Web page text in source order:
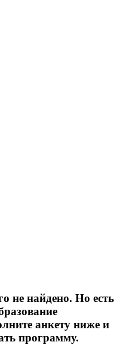
не найдено. Но есть
анкету ниже и
программу.